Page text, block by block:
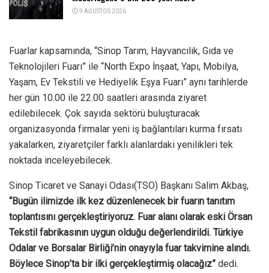
9 AĞUSTOS 2026
Fuarlar kapsamında, “Sinop Tarım, Hayvancılık, Gıda ve
Teknolojileri Fuarı” ile “North Expo İnşaat, Yapı, Mobilya,
Yaşam, Ev Tekstili ve Hediyelik Eşya Fuarı” aynı tarihlerde
her gün 10.00 ile 22.00 saatleri arasında ziyaret
edilebilecek. Çok sayıda sektörü buluşturacak
organizasyonda firmalar yeni iş bağlantıları kurma fırsatı
yakalarken, ziyaretçiler farklı alanlardaki yenilikleri tek
noktada inceleyebilecek.
Sinop Ticaret ve Sanayi Odası(TSO) Başkanı Salim Akbaş,
“Bugün ilimizde ilk kez düzenlenecek bir fuarın tanıtım
toplantısını gerçekleştiriyoruz. Fuar alanı olarak eski Örsan
Tekstil fabrikasının uygun olduğu değerlendirildi. Türkiye
Odalar ve Borsalar Birliği’nin onayıyla fuar takvimine alındı.
Böylece Sinop’ta bir ilki gerçekleştirmiş olacağız” dedi.